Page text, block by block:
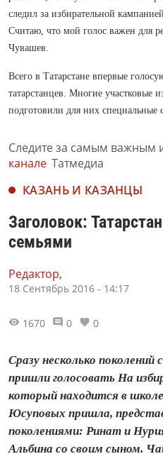
следил за избирательной
Считаю, что мой голос важен для
Чувашев.
Всего в Татарстане впервые
татарстанцев. Многие участковые
подготовили для них специальные
Следите за самым важным
канале Татмедиа
КАЗАНЬ И КАЗАНЦЫ
Заголовок:
семьями
Редактор,
18 Сентябрь 2016 - 14:17
1670 0 0
Сразу несколько
пришли голосовать На
который находится в
Юсуповых пришла,
поколениями: Ринат и
Альбина со своим сыном.